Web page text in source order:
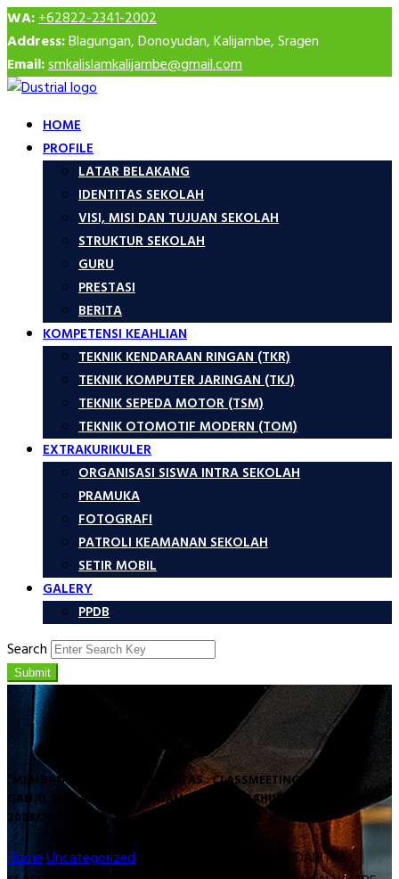
WA:+62822-2341-2002
Address:Blagungan, Donoyudan, Kalijambe, Sragen
Email:smkalislamkalijambe@gmail.com
HOME
PROFILE
LATAR BELAKANG
IDENTITAS SEKOLAH
VISI, MISI DAN TUJUAN SEKOLAH
STRUKTUR SEKOLAH
GURU
PRESTASI
BERITA
KOMPETENSI KEAHLIAN
TEKNIK KENDARAAN RINGAN (TKR)
TEKNIK KOMPUTER JARINGAN (TKJ)
TEKNIK SEPEDA MOTOR (TSM)
TEKNIK OTOMOTIF MODERN (TOM)
EXTRAKURIKULER
ORGANISASI SISWA INTRA SEKOLAH
PRAMUKA
FOTOGRAFI
PATROLI KEAMANAN SEKOLAH
SETIR MOBIL
GALERY
PPDB
Search
Submit
“MEMBANGUN RASA SOLIDARITAS : CLASSMEETING SEMESTER
GANJIL SMK AL ISLAM KALIJAMBE SMKPK TAHUN AJARAN
2023/2024”
HomeUncategorized
“MEMBANGUN RASA SOLIDARITAS :